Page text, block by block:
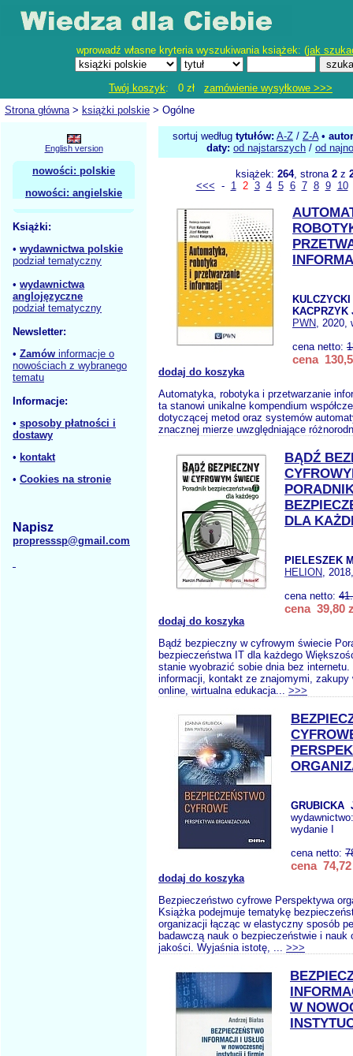
wprowadź własne kryteria wyszukiwania książek: (jak
Twój koszyk: 0 zł zamówienie wysyłkowe >>>
Strona główna> książki polskie > Ogólne
English version
nowości: polskie
nowości: angielskie
Książki:
• wydawnictwa polskie
podział tematyczny
• wydawnictwa
anglojęzyczne
podział tematyczny
Newsletter:
• Zamów informacje o
nowościach z wybranego
tematu
Informacje:
• sposoby płatności i
dostawy
• kontakt
• Cookies na stronie
Napisz
propresssp@gmail.com
sortuj według tytułów: A-Z / Z-A•
daty: od najstarszych / od
książek: 264, strona 2z
<<< - 1 2 3 4 5 6 7 8 9 10
KACPRZYK
PWN, 2020,
cena netto:
cena
dodaj do koszyka
Automatyka, robotyka i przetwarzanie
ta stanowi unikalne kompendium
dotyczącej metod oraz systemów
znacznej mierze uwzględniające
BĄDŹ
DLA
PIELESZEK
HELION,
cena netto:
cena 39,80
dodaj do koszyka
Bądź bezpieczny w cyfrowym świecie
bezpieczeństwa IT dla każdego
stanie wyobrazić sobie dnia bez internetu.
informacji, kontakt ze znajomymi, zakupy
online, wirtualna edukacja... >>>
GRUBICKA
wydanie I
cena netto:
cena 74,72
dodaj do koszyka
Bezpieczeństwo cyfrowe Perspektywa
Książka podejmuje tematykę
organizacji łącząc w elastyczny sposób
badawczą nauk o bezpieczeństwie i nauk
jakości. Wyjaśnia istotę, ... >>>
W